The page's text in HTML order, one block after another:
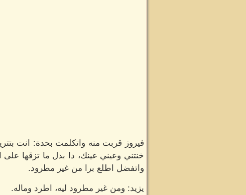
فيروز قربت منه واتكلمت بحدة: انت
خنتني وعيني عينك، دا بدل ما تزقها
واتفضل اطلع برا من غير مطرود.
يزيد: ومن غير مطرود ليه، اطرد وماله.